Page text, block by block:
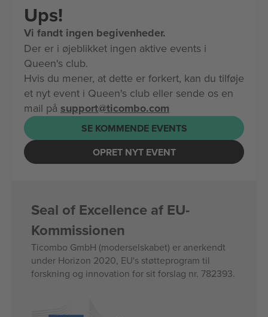
Ups!
Vi fandt ingen begivenheder.
Der er i øjeblikket ingen aktive events i
Queen's club.
Hvis du mener, at dette er forkert, kan du tilføje
et nyt event i Queen's club eller sende os en
mail på support@ticombo.com
SE KOMMENDE EVENTS
OPRET NYT EVENT
Seal of Excellence af EU-
Kommissionen
Ticombo GmbH (moderselskabet) er anerkendt
under Horizon 2020, EU's støtteprogram til
forskning og innovation for sit forslag nr. 782393.